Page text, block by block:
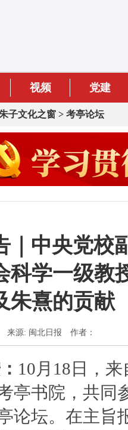
视频 党建
子文化之窗 > 考亭论坛
｜中央党校
科学一级教
朱熹的贡献
来源: 闽北日报 作者：
10月18日，
亭书院，共同
论坛。在主旨